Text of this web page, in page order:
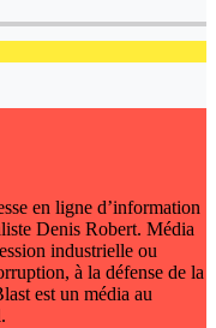
en ligne d’information
Denis Robert. Média
industrielle ou
à la défense de la
est un média au